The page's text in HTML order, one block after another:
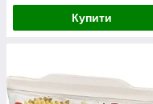
Купити